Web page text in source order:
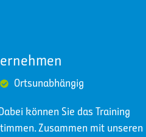
Ortsunabhängig
können Sie das Training
Zusammen mit unseren